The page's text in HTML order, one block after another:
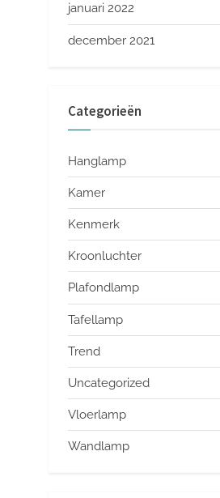
januari 2022
december 2021
Categorieën
Hanglamp
Kamer
Kenmerk
Kroonluchter
Plafondlamp
Tafellamp
Trend
Uncategorized
Vloerlamp
Wandlamp